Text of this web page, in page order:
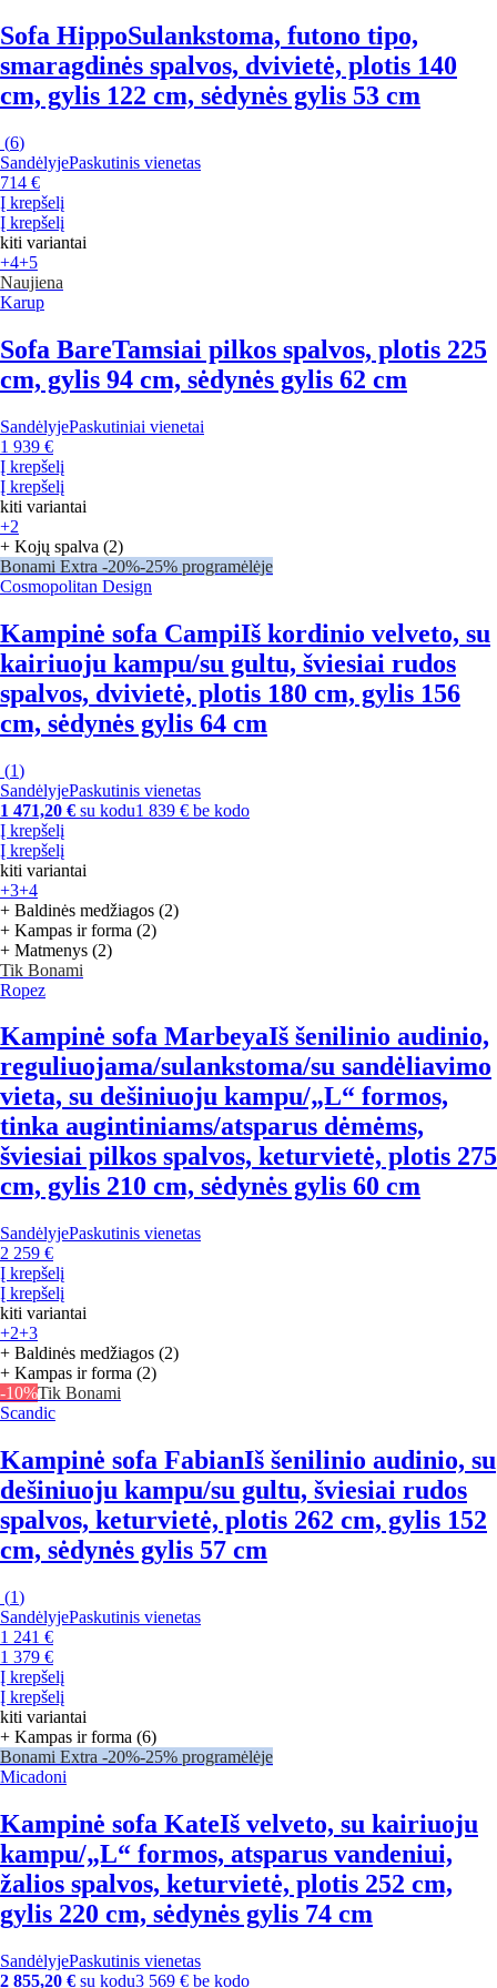
Sofa HippoSulankstoma, futono tipo,
smaragdinės spalvos, dvivietė, plotis 140
cm, gylis 122 cm, sėdynės gylis 53 cm
(6)
SandėlyjePaskutinis vienetas
714 €
Į krepšelį
Į krepšelį
kiti variantai
+4+5
Naujiena
Karup
Sofa BareTamsiai pilkos spalvos, plotis 225
cm, gylis 94 cm, sėdynės gylis 62 cm
SandėlyjePaskutiniai vienetai
1 939 €
Į krepšelį
Į krepšelį
kiti variantai
+2
+ Kojų spalva (2)
Bonami Extra -20%-25% programėlėje
Cosmopolitan Design
Kampinė sofa CampiIš kordinio velveto, su
kairiuoju kampu/su gultu, šviesiai rudos
spalvos, dvivietė, plotis 180 cm, gylis 156
cm, sėdynės gylis 64 cm
(1)
SandėlyjePaskutinis vienetas
1 471,20 € su kodu1 839 € be kodo
Į krepšelį
Į krepšelį
kiti variantai
+3+4
+ Baldinės medžiagos (2)
+ Kampas ir forma (2)
+ Matmenys (2)
Tik Bonami
Ropez
Kampinė sofa MarbeyaIš šenilinio audinio,
reguliuojama/sulankstoma/su sandėliavimo
vieta, su dešiniuoju kampu/„L“ formos,
tinka augintiniams/atsparus dėmėms,
šviesiai pilkos spalvos, keturvietė, plotis 275
cm, gylis 210 cm, sėdynės gylis 60 cm
SandėlyjePaskutinis vienetas
2 259 €
Į krepšelį
Į krepšelį
kiti variantai
+2+3
+ Baldinės medžiagos (2)
+ Kampas ir forma (2)
-10%Tik Bonami
Scandic
Kampinė sofa FabianIš šenilinio audinio, su
dešiniuoju kampu/su gultu, šviesiai rudos
spalvos, keturvietė, plotis 262 cm, gylis 152
cm, sėdynės gylis 57 cm
(1)
SandėlyjePaskutinis vienetas
1 241 €
1 379 €
Į krepšelį
Į krepšelį
kiti variantai
+ Kampas ir forma (6)
Bonami Extra -20%-25% programėlėje
Micadoni
Kampinė sofa KateIš velveto, su kairiuoju
kampu/„L“ formos, atsparus vandeniui,
žalios spalvos, keturvietė, plotis 252 cm,
gylis 220 cm, sėdynės gylis 74 cm
SandėlyjePaskutinis vienetas
2 855,20 € su kodu3 569 € be kodo